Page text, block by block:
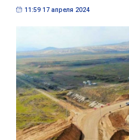
11:59 17 апреля 2024